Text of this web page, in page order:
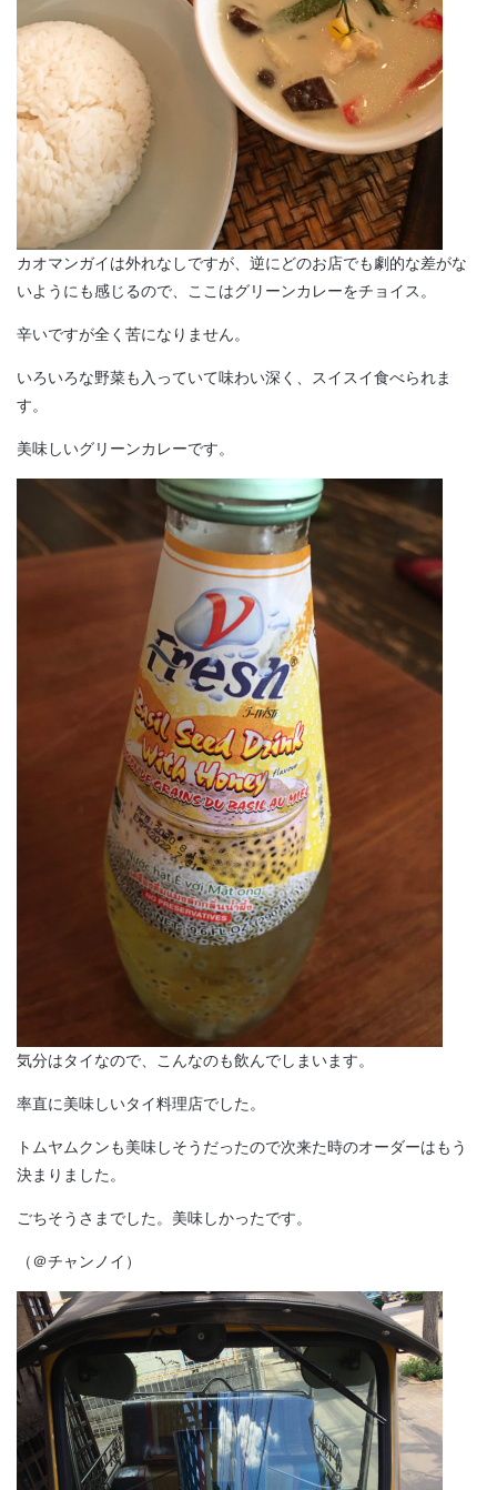
カオマンガイは外れなしですが、逆にどのお店でも劇的な差がな
いようにも感じるので、ここはグリーンカレーをチョイス。
辛いですが全く苦になりません。
いろいろな野菜も入っていて味わい深く、スイスイ食べられま
す。
美味しいグリーンカレーです。
気分はタイなので、こんなのも飲んでしまいます。
率直に美味しいタイ料理店でした。
トムヤムクンも美味しそうだったので次来た時のオーダーはもう
決まりました。
ごちそうさまでした。美味しかったです。
（＠チャンノイ）